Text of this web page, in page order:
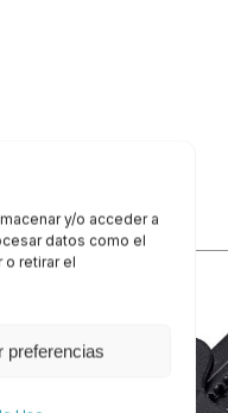
y/o acceder a
datos como el
retirar el
preferencias